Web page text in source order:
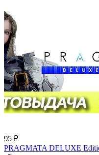
95 ₽
PRAGMATA DELUXE